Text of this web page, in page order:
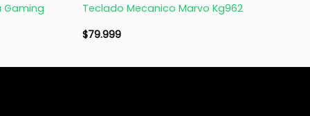
Gaming
Teclado Mecanico Marvo Kg962
$79.999